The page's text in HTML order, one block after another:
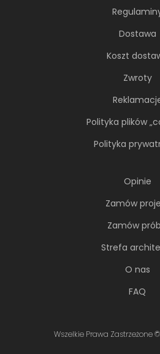
Dostawa
Koszt
Zwroty
Polityka plików
Polityka
Opinie
Zamów
Zamów
Strefa
O nas
FAQ
Wszelkie Prawa Zastrzeżone